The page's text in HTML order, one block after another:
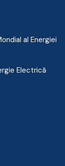
al Energiei
Electrică